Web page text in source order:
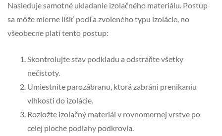
Nasleduje samotné ukladanie izolačného materiálu. Postup
sa môže mierne líšiť podľa zvoleného typu izolácie, no
všeobecne platí tento postup:
Skontrolujte stav podkladu a odstráňte všetky
nečistoty.
Umiestnite parozábranu, ktorá zabráni prenikaniu
vlhkosti do izolácie.
Rozložte izolačný materiál v rovnomernej vrstve po
celej ploche podlahy podkrovia.